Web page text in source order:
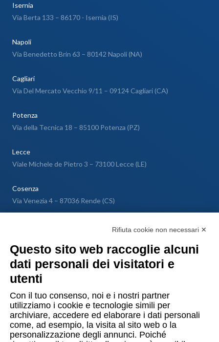
Isernia
Via Berta 133 – 86170 - Isernia (IS)
Napoli
Via Benedetto Brin 63 – 80142 Napoli (NA)
Cagliari
Via Del Mercato Vecchio 9/11 – 09124 Cagliari (CA)
Potenza
Via della Tecnica 18 – 85100 Potenza (PZ)
Lecce
Viale Michele de Pietro 3 – 73100 Lecce (LE)
Cosenza
Via Venezia 4 – 87036 Rende (CS)
Lugano
Rifiuta cookie non necessari ✕
Questo sito web raccoglie alcuni
dati personali dei visitatori e
utenti
Con il tuo consenso, noi e i nostri partner
utilizziamo i cookie e tecnologie simili per
archiviare, accedere ed elaborare i dati personali
come, ad esempio, la visita al sito web o la
personalizzazione degli annunci. Poiché